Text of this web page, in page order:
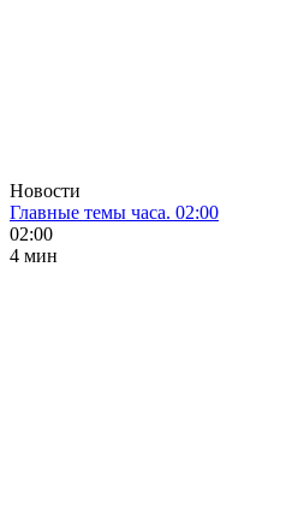
Новости
Главные темы часа. 02:00
02:00
4 мин